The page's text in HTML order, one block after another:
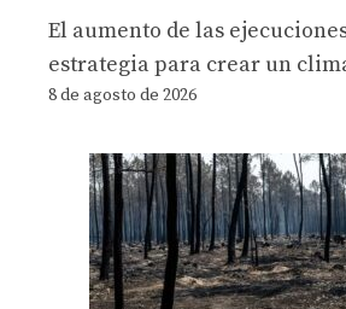
El aumento de las
estrategia para crear un
8 de agosto de 2026